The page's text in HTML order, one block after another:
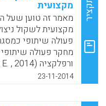
תקציר מקצועית
מאמר זה טוען שעל
מקצועית לשקול
פעולה שיתופי
מחקר פעולה
ורפלקציה (Bleicher, Robert E. , 2014).
23-11-2014